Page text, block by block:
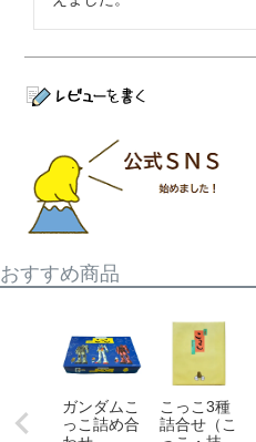
おすすめ商品
ガンダムこ
っこ詰め合
こっこ3種
詰合せ（こ